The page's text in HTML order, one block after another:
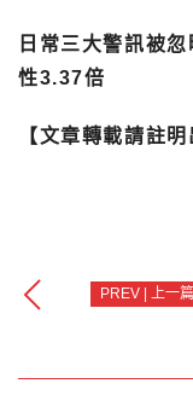
日常三大警訊被
性3.37倍
【文章轉載請註明
PREV | 上一篇